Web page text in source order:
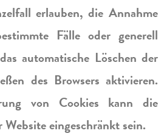
erlauben, die Annahme
Fälle oder generell
automatische Löschen der
des Browsers aktivieren.
von Cookies kann die
eingeschränkt sein.